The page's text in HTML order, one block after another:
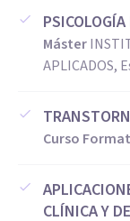
Máster
APLICADOS,
Curso
CLÍNICA Y